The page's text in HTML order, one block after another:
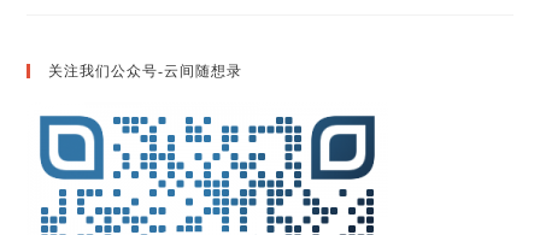
相
置
关注我们公众号-云间随想录